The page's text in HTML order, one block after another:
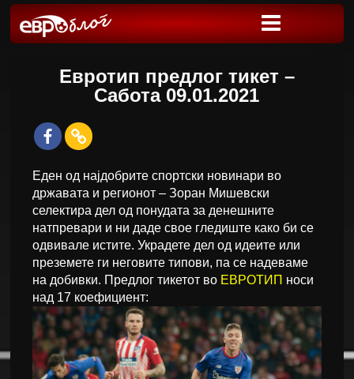
Евротип предлог тикет –
Сабота 09.01.2021
Еден од најдобрите спортски новинари во
државата и регионот – Зоран Мишевски
селектира дел од понудата за денешните
натпревари и ни даде свое гледиште како би се
одвивале истите. Украдете дел од идеите или
преземете ги неговите типови, па се надеваме
на добивки. Предлог тикетот во ЕВРОТИП носи
над 17 коефициент: